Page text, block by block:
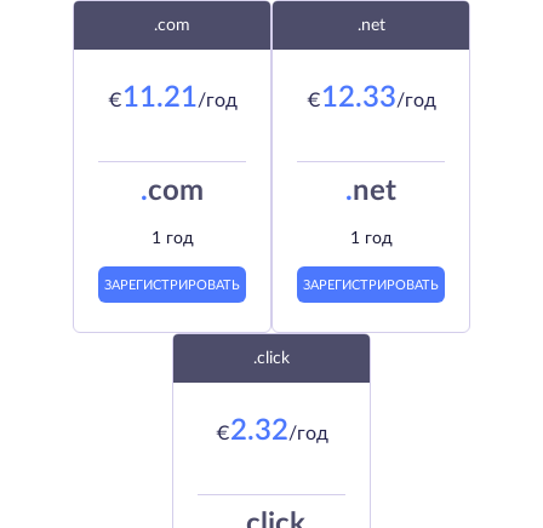
.com
€11.21/год
.com
1 год
ЗАРЕГИСТРИРОВАТЬ
.net
€12.33/год
.net
1 год
ЗАРЕГИСТРИРОВАТЬ
.click
€2.32/год